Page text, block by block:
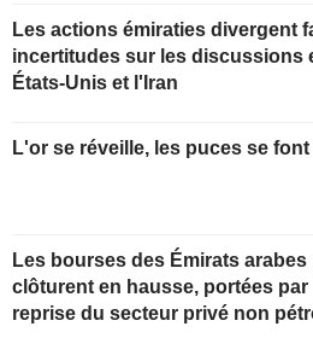
Les actions émiraties divergent
incertitudes sur les discussions
États-Unis et l'Iran
L'or se réveille, les puces se
Les bourses des Émirats arabes
clôturent en hausse, portées par
reprise du secteur privé non